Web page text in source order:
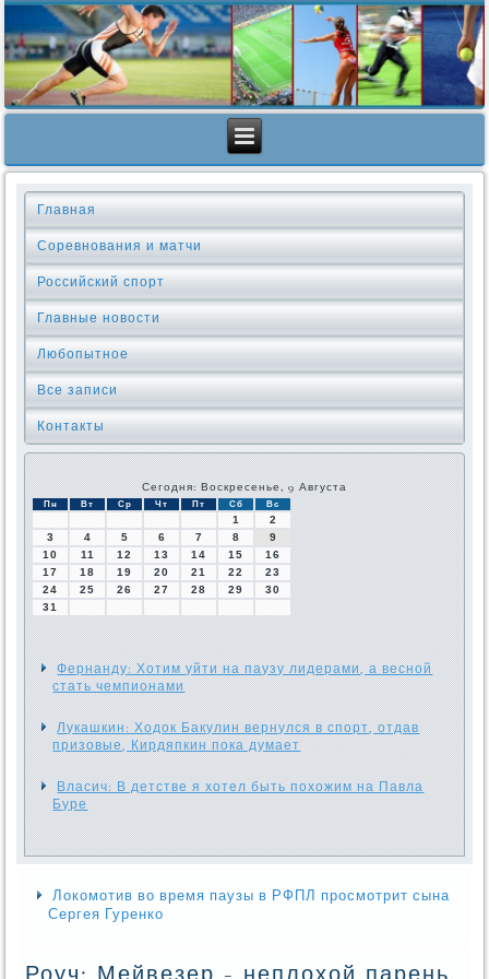
Главная
Соревнования и матчи
Российский спорт
Главные новости
Любопытное
Все записи
Контакты
Сегодня: Воскресенье, 9 Августа
Пн Вт Ср Чт Пт Сб Вс
1
2
3
4 5 6 7 8
9
10
11 12 13 14 15
16
17
18 19 20 21 22
23
24
25 26 27 28 29
30
31
Фернанду: Хотим уйти на паузу лидерами, а весной
стать чемпионами
Лукашкин: Ходок Бакулин вернулся в спорт, отдав
призовые, Кирдяпкин пока думает
Власич: В детстве я хотел быть похожим на Павла
Буре
Локомотив во время паузы в РФПЛ просмотрит сына
Сергея Гуренко